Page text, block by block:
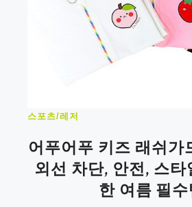
스포츠/레저
어푸어푸 키즈 래쉬가
외선 차단, 안전, 스타
한 여름 필수